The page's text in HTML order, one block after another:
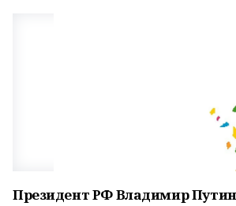
Президент РФ Владимир